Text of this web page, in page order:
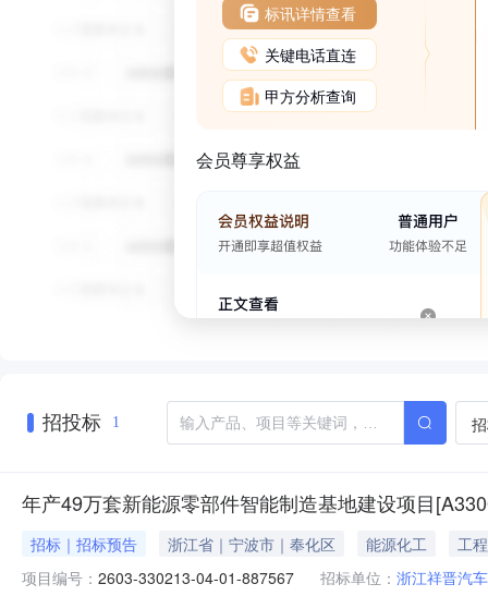
标讯详情查看
关键电话直连
甲方分析查询
会员尊享权益
招投标 1
年产49万套新能源零部件智能制造基地建设项目
招标｜招标预告 浙江省｜宁波市｜奉化区 能源化工
工程
项目编号： 2603-330213-04-01-887567 招标单位： 浙江祥晋汽